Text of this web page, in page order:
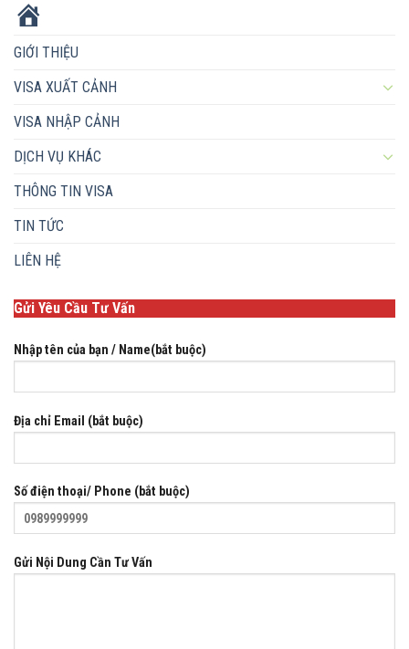
GIỚI THIỆU
VISA XUẤT CẢNH
VISA NHẬP CẢNH
DỊCH VỤ KHÁC
THÔNG TIN VISA
TIN TỨC
LIÊN HỆ
Gửi Yêu Cầu Tư Vấn
Nhập tên của bạn / Name(bắt buộc)
Địa chỉ Email (bắt buộc)
Số điện thoại/ Phone (bắt buộc)
Gửi Nội Dung Cần Tư Vấn